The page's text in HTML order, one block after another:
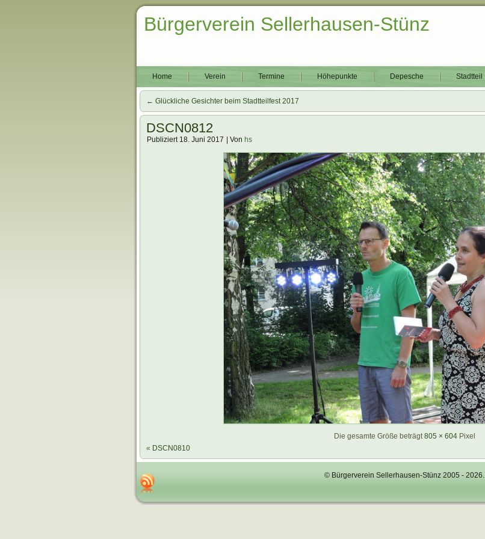
Bürgerverein Sellerhausen-Stünz
Home Verein Termine Höhepunkte Depesche Stadtteil
← Glückliche Gesichter beim Stadtteilfest 2017
DSCN0812
Publiziert 18. Juni 2017 Von hs
Die gesamte Größe beträgt805 × 604Pixel
« DSCN0810
© Bürgerverein Sellerhausen-Stünz 2005 - 2026.